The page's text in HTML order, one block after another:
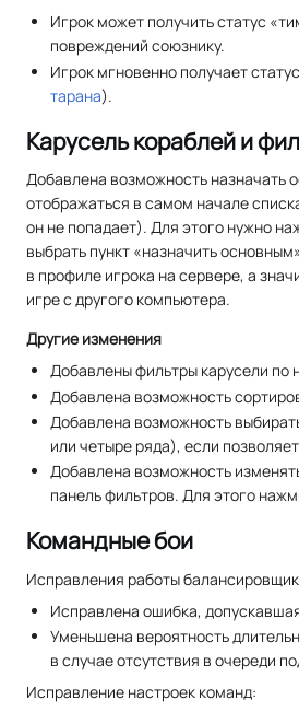
Игрок может получить статус
повреждений союзнику.
Игрок мгновенно получает
тарана).
Карусель кораблей и
Добавлена возможность назначать
отображаться в самом начале
он не попадает). Для этого нужно
выбрать пункт «назначить
в профиле игрока на сервере, а
игре с другого компьютера.
Другие изменения
Добавлены фильтры карусели по
Добавлена возможность
Добавлена возможность
или четыре ряда), если
Добавлена возможность
панель фильтров. Для этого
Командные бои
Исправления работы
Исправлена ошибка,
Уменьшена вероятность
в случае отсутствия в очереди
Исправление настроек команд: